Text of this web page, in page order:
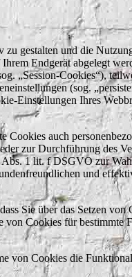
zu gestalten und die
Endgerät abgelegt
„Session-Cookies“),
(sog.
Einstellungen Ihres
Cookies auch
zur Durchführung des
1 lit. f DSGVO zur
und
Sie über das Setzen
von Cookies für bestimmte
von Cookies die